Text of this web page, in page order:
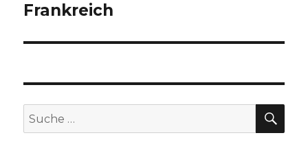
Frankreich
Suche
nach: